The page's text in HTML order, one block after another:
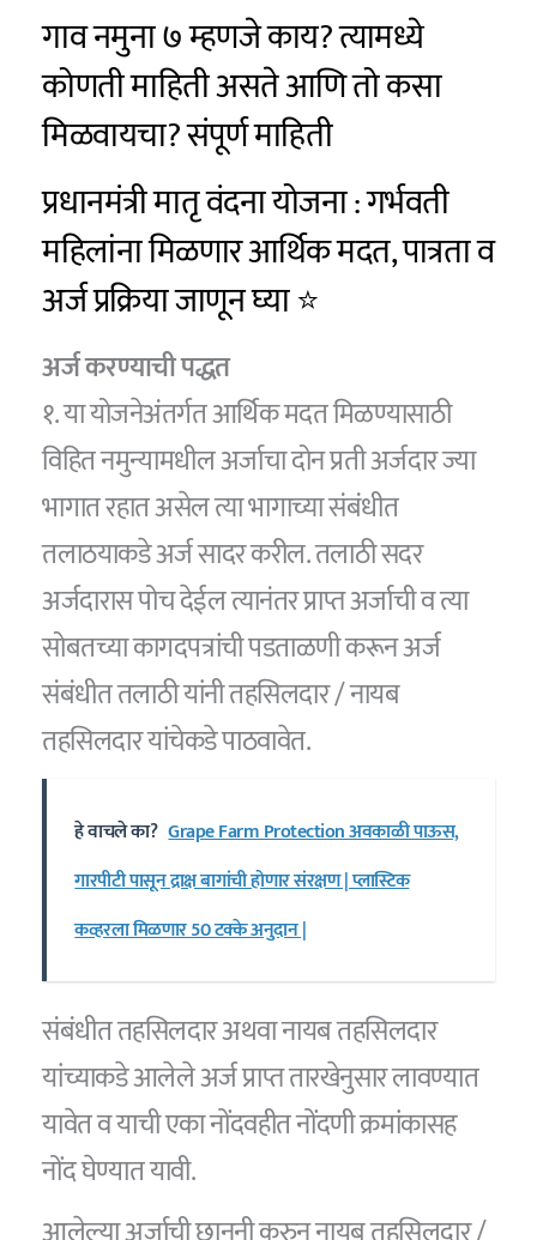
गाव नमुना ७ म्हणजे काय? त्यामध्ये
कोणती माहिती असते आणि तो कसा
मिळवायचा? संपूर्ण माहिती
प्रधानमंत्री मातृ वंदना योजना : गर्भवती
महिलांना मिळणार आर्थिक मदत, पात्रता व
अर्ज प्रक्रिया जाणून घ्या ⭐
अर्ज करण्याची पद्धत
१. या योजनेअंतर्गत आर्थिक मदत मिळण्यासाठी
विहित नमुन्यामधील अर्जाचा दोन प्रती अर्जदार ज्या
भागात रहात असेल त्या भागाच्या संबंधीत
तलाठयाकडे अर्ज सादर करील. तलाठी सदर
अर्जदारास पोच देईल त्यानंतर प्राप्त अर्जाची व त्या
सोबतच्या कागदपत्रांची पडताळणी करून अर्ज
संबंधीत तलाठी यांनी तहसिलदार / नायब
तहसिलदार यांचेकडे पाठवावेत.
हे वाचले का? Grape Farm Protection अवकाळी पाऊस,
गारपीटी पासून द्राक्ष बागांची होणार संरक्षण | प्लास्टिक
कव्हरला मिळणार 50 टक्के अनुदान |
संबंधीत तहसिलदार अथवा नायब तहसिलदार
यांच्याकडे आलेले अर्ज प्राप्त तारखेनुसार लावण्यात
यावेत व याची एका नोंदवहीत नोंदणी क्रमांकासह
नोंद घेण्यात यावी.